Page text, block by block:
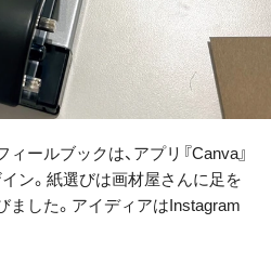
ールブックは、アプリ『Canva』
ン。紙選びは画材屋さんに足を
ました。アイディアはInstagram